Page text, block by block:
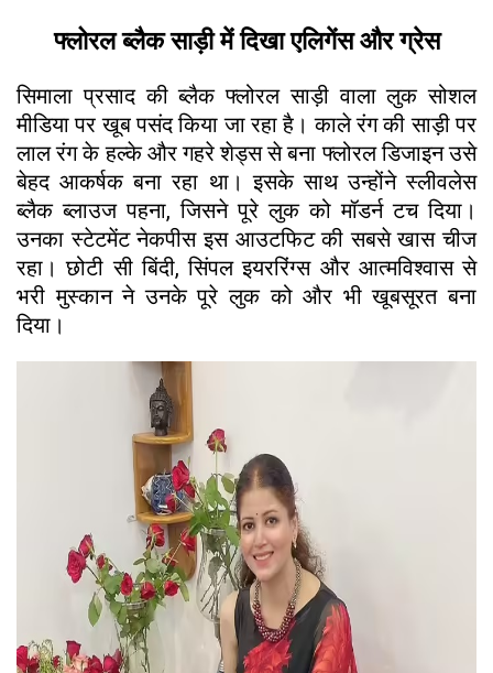
फ्लोरल ब्लैक साड़ी में दिखा एलिगेंस और ग्रेस
सिमाला प्रसाद की ब्लैक फ्लोरल साड़ी वाला लुक सोशल
मीडिया पर खूब पसंद किया जा रहा है। काले रंग की साड़ी पर
लाल रंग के हल्के और गहरे शेड्स से बना फ्लोरल डिजाइन उसे
बेहद आकर्षक बना रहा था। इसके साथ उन्होंने स्लीवलेस
ब्लैक ब्लाउज पहना, जिसने पूरे लुक को मॉडर्न टच दिया।
उनका स्टेटमेंट नेकपीस इस आउटफिट की सबसे खास चीज
रहा। छोटी सी बिंदी, सिंपल इयररिंग्स और आत्मविश्वास से
भरी मुस्कान ने उनके पूरे लुक को और भी खूबसूरत बना
दिया।